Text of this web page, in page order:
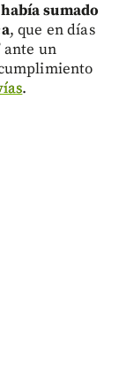
sumado
, que en días
ante un
.